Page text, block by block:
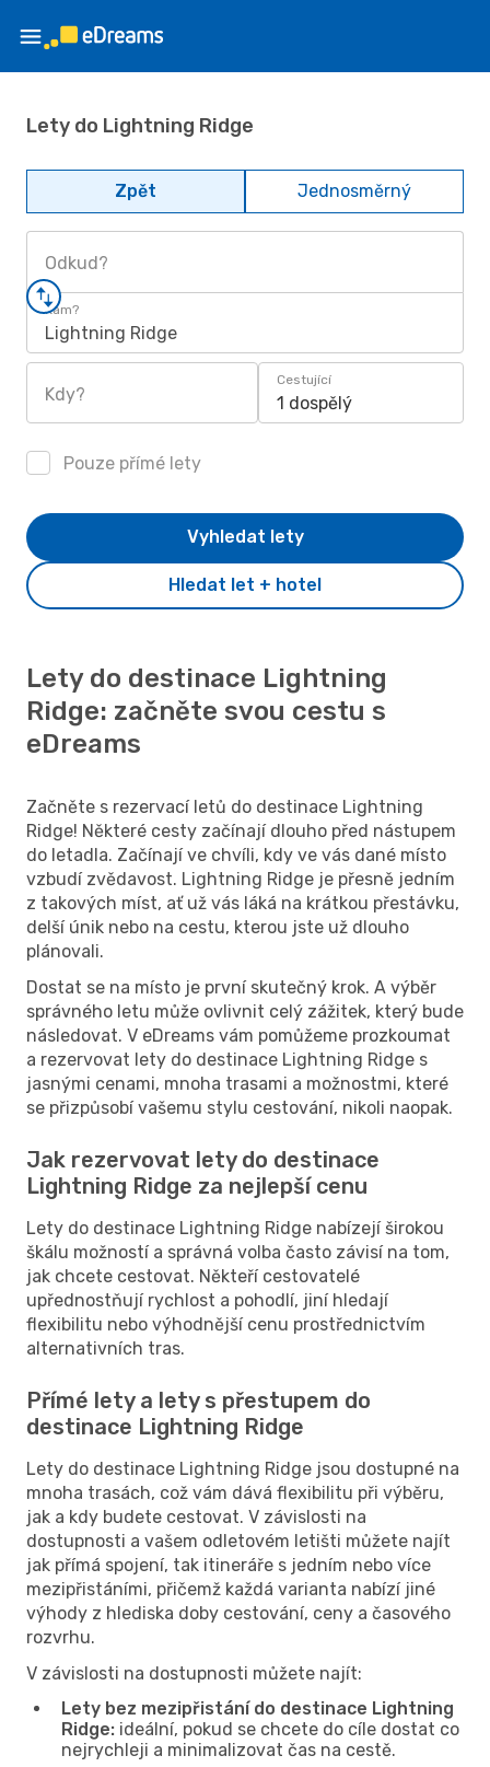
Lety do Lightning Ridge
Zpět Jednosměrný
Odkud?
Kam?
Lightning Ridge
Kdy?
Cestující
1 dospělý
Pouze přímé lety
Hledat let + hotel
Vyhledat lety
Lety do destinace Lightning
Ridge: začněte svou cestu s
eDreams
Začněte s rezervací letů do destinace Lightning
Ridge! Některé cesty začínají dlouho před nástupem
do letadla. Začínají ve chvíli, kdy ve vás dané místo
vzbudí zvědavost. Lightning Ridge je přesně jedním
z takových míst, ať už vás láká na krátkou přestávku,
delší únik nebo na cestu, kterou jste už dlouho
plánovali.
Dostat se na místo je první skutečný krok. A výběr
správného letu může ovlivnit celý zážitek, který bude
následovat. V eDreams vám pomůžeme prozkoumat
a rezervovat lety do destinace Lightning Ridge s
jasnými cenami, mnoha trasami a možnostmi, které
se přizpůsobí vašemu stylu cestování, nikoli naopak.
Jak rezervovat lety do destinace
Lightning Ridge za nejlepší cenu
Lety do destinace Lightning Ridge nabízejí širokou
škálu možností a správná volba často závisí na tom,
jak chcete cestovat. Někteří cestovatelé
upřednostňují rychlost a pohodlí, jiní hledají
flexibilitu nebo výhodnější cenu prostřednictvím
alternativních tras.
Přímé lety a lety s přestupem do
destinace Lightning Ridge
Lety do destinace Lightning Ridge jsou dostupné na
mnoha trasách, což vám dává flexibilitu při výběru,
jak a kdy budete cestovat. V závislosti na
dostupnosti a vašem odletovém letišti můžete najít
jak přímá spojení, tak itineráře s jedním nebo více
mezipřistáními, přičemž každá varianta nabízí jiné
výhody z hlediska doby cestování, ceny a časového
rozvrhu.
V závislosti na dostupnosti můžete najít:
Lety bez mezipřistání do destinace Lightning
Ridge: ideální, pokud se chcete do cíle dostat co
nejrychleji a minimalizovat čas na cestě.